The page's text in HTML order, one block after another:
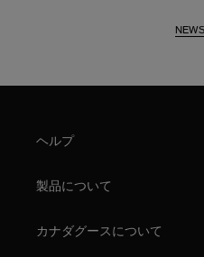
ヘルプ
製品について
カナダグースについて